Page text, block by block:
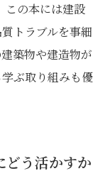
この本には建設
トラブルを事細
築物や建造物が
ぶ取り組みも優
どう活かすか